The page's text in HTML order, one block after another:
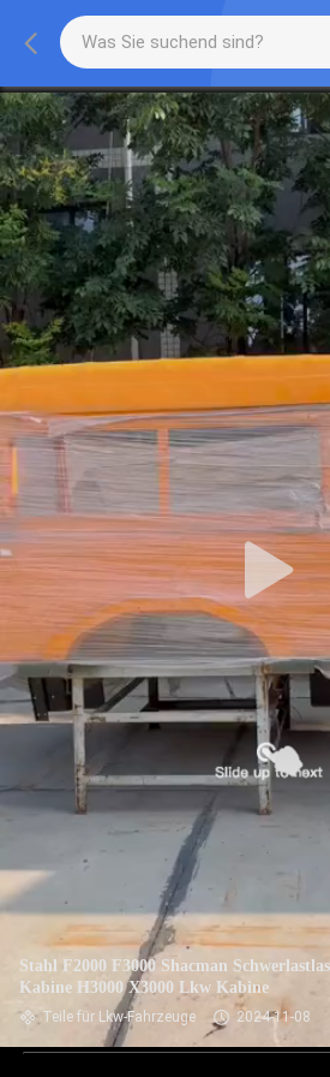
Stahl F2000 F3000 Shacman
Kabine H3000 X3000 Lkw Kabine
Teile für Lkw-Fahrzeuge 2024-11-08